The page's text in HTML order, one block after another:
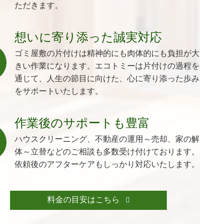
ただきます。
想いに寄り添った誠実対応
ゴミ屋敷の片付けは精神的にも肉体的にも負担が大
きい作業になります。エコトミーは片付けの過程を
通じて、人生の節目に向けた、心に寄り添った歩み
をサポートいたします。
作業後のサポートも豊富
ハウスクリーニング、不動産の運用～売却、家の解
体～立替などのご相談も多数受け付けております。
依頼後のアフターケアもしっかり対応いたします。
料金の目安はこちら